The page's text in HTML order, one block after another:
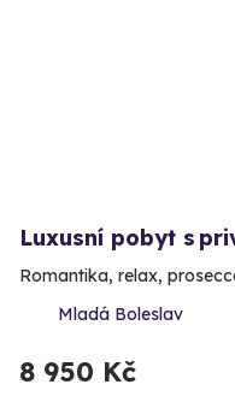
Luxusní pobyt s
Romantika, relax,
Mladá Boleslav
8 950 Kč